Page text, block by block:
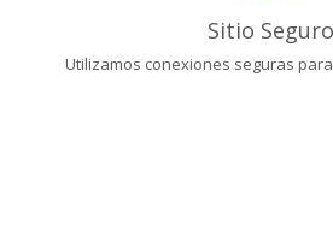
Sitio Seguro
Utilizamos conexiones seguras